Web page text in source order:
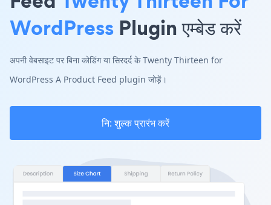
WordPress Plugin एम्बेड करें
अपनी वेबसाइट पर बिना कोडिंग या सिरदर्द के Twenty Thirteen for
WordPress A Product Feed plugin जोड़ें।
नि: शुल्क प्रारंभ करें